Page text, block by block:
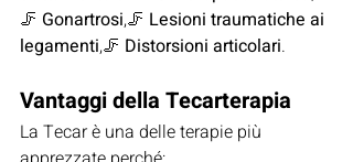
🦵 Gonartrosi,🦵 Lesioni traumatiche ai
legamenti,🦵 Distorsioni articolari.
Vantaggi della Tecarterapia
La Tecar è una delle terapie più